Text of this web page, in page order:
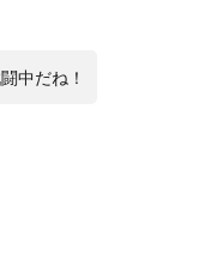
中だね！